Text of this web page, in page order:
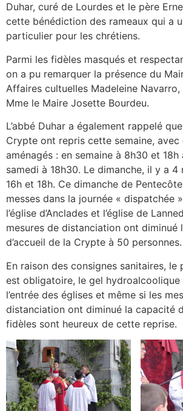
Duhar, curé de Lourdes et le père
cette bénédiction des rameaux qui a
particulier pour les chrétiens.
Parmi les fidèles masqués et
on a pu remarquer la présence du
Affaires cultuelles Madeleine
Mme le Maire Josette Bourdeu.
L’abbé Duhar a également rappelé
Crypte ont repris cette semaine, avec
aménagés : en semaine à 8h30 et 18h
samedi à 18h30. Le dimanche, il y a 4
16h et 18h. Ce dimanche de
messes dans la journée « dispatchée
l’église d’Anclades et l’église de
mesures de distanciation ont diminué
d’accueil de la Crypte à 50 personnes.
En raison des consignes sanitaires, le
est obligatoire, le gel hydroalcoolique
l’entrée des églises et même si les
distanciation ont diminué la capacité
fidèles sont heureux de cette reprise.